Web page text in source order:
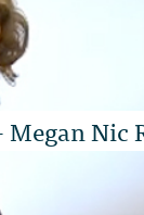
Megan Nic